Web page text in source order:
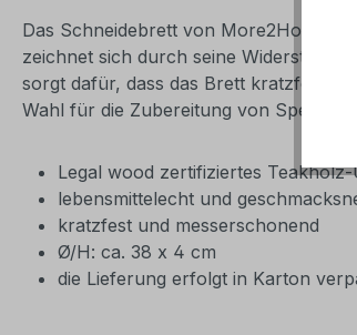
Das Schneidebrett von More2Home
zeichnet sich durch seine
sorgt dafür, dass das Brett kratzfest
Wahl für die Zubereitung von Speisen
Legal wood zertifiziertes
lebensmittelecht und
kratzfest und messerschonend
Ø/H: ca. 38 x 4 cm
die Lieferung erfolgt in Karton